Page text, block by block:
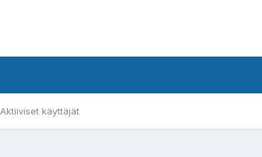
Aktiiviset käyttäjät